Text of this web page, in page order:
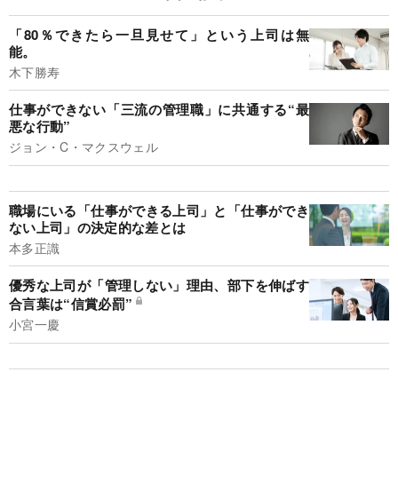
「80％できたら一旦見せて」という上司は無
能。
木下勝寿
仕事ができない「三流の管理職」に共通する“最
悪な行動”
ジョン・C・マクスウェル
職場にいる「仕事ができる上司」と「仕事ができ
ない上司」の決定的な差とは
本多正識
優秀な上司が「管理しない」理由、部下を伸ばす
合言葉は“信賞必罰”
小宮一慶